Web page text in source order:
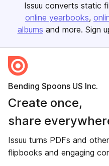
Issuu converts static
online yearbooks
albums and more. Sign
Bending Spoons US Inc.
Create once,
share
Issuu turns PDFs and
flipbooks and engaging